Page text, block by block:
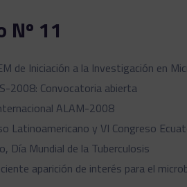
Nº 11
de Iniciación a la Investigación en
2008: Convocatoria abierta
ALAM-2008
Latinoamericano y VI Congreso
Día Mundial de la Tuberculosis
aparición de interés para el